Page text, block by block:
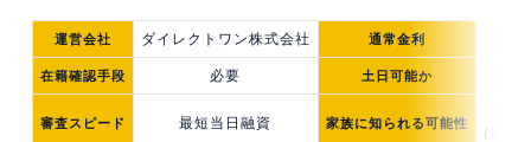
運営会社 ダイレクトワン株式会社 通常金利
在籍確認手段 必要 土日可能か
審査スピード 最短当日融資 家族に知られる可能性
(店頭